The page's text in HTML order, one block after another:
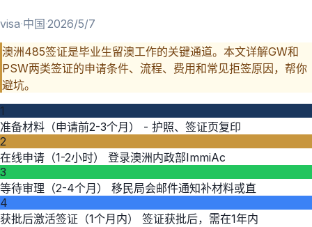
visa·中国·2026/5/7
澳洲485签证是毕业生留澳工作的关键通道。本文详解GW和
PSW两类签证的申请条件、流程、费用和常见拒签原因，帮你
避坑。
1
准备材料（申请前2-3个月） - 护照、签证页复印
2
在线申请（1-2小时） 登录澳洲内政部ImmiAc
3
等待审理（2-4个月） 移民局会邮件通知补材料或直
4
获批后激活签证（1个月内） 签证获批后，需在1年内